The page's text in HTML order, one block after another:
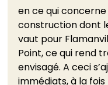
en ce qui
construction dont
vaut pour
Point, ce qui rend
envisagé. A ceci
immédiats, à la